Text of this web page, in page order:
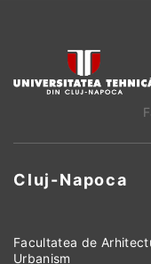
Cluj-Napoca
Facultatea de
Urbanism